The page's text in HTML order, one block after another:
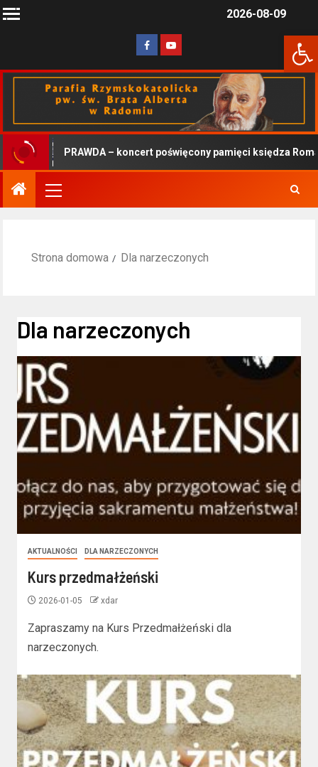
2026-08-09
PRAWDA – koncert poświęcony pamięci księdza
Strona domowa Dla narzeczonych
Dla narzeczonych
AKTUALNOŚCI DLA NARZECZONYCH
Kurs przedmałżeński
2026-01-05 xdar
Zapraszamy na Kurs Przedmałżeński dla
narzeczonych.